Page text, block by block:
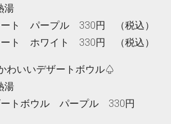
湯
ート パープル 330円 （税込）
ート ホワイト 330円 （税込）
わいいデザートボウル♤
湯
ートボウル パープル 330円